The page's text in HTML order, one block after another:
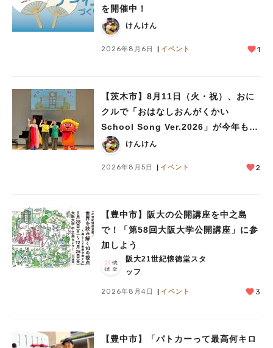
を開催中！
けんけん
2026年8月6日 イベント 1
【茨木市】8月11日（火・祝）、おに
クルで「おはなしおんがくかい
School Song Ver.2026」が今年も開
催！テーマは「学校」♪
けんけん
2026年8月5日 イベント 2
【豊中市】阪大の公開講座を中之島
で！「第58回大阪大学公開講座」に参
加しよう
阪大21世紀懐徳堂スタ
ッフ
2026年8月4日 イベント 3
【豊中市】「パトカーって最高何キロ